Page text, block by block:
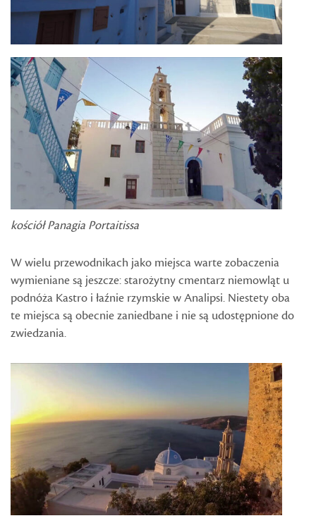
kościół Panagia Portaitissa
W wielu przewodnikach jako miejsca warte zobaczenia
wymieniane są jeszcze: starożytny cmentarz niemowląt u
podnóża Kastro i łaźnie rzymskie w Analipsi. Niestety oba
te miejsca są obecnie zaniedbane i nie są udostępnione do
zwiedzania.